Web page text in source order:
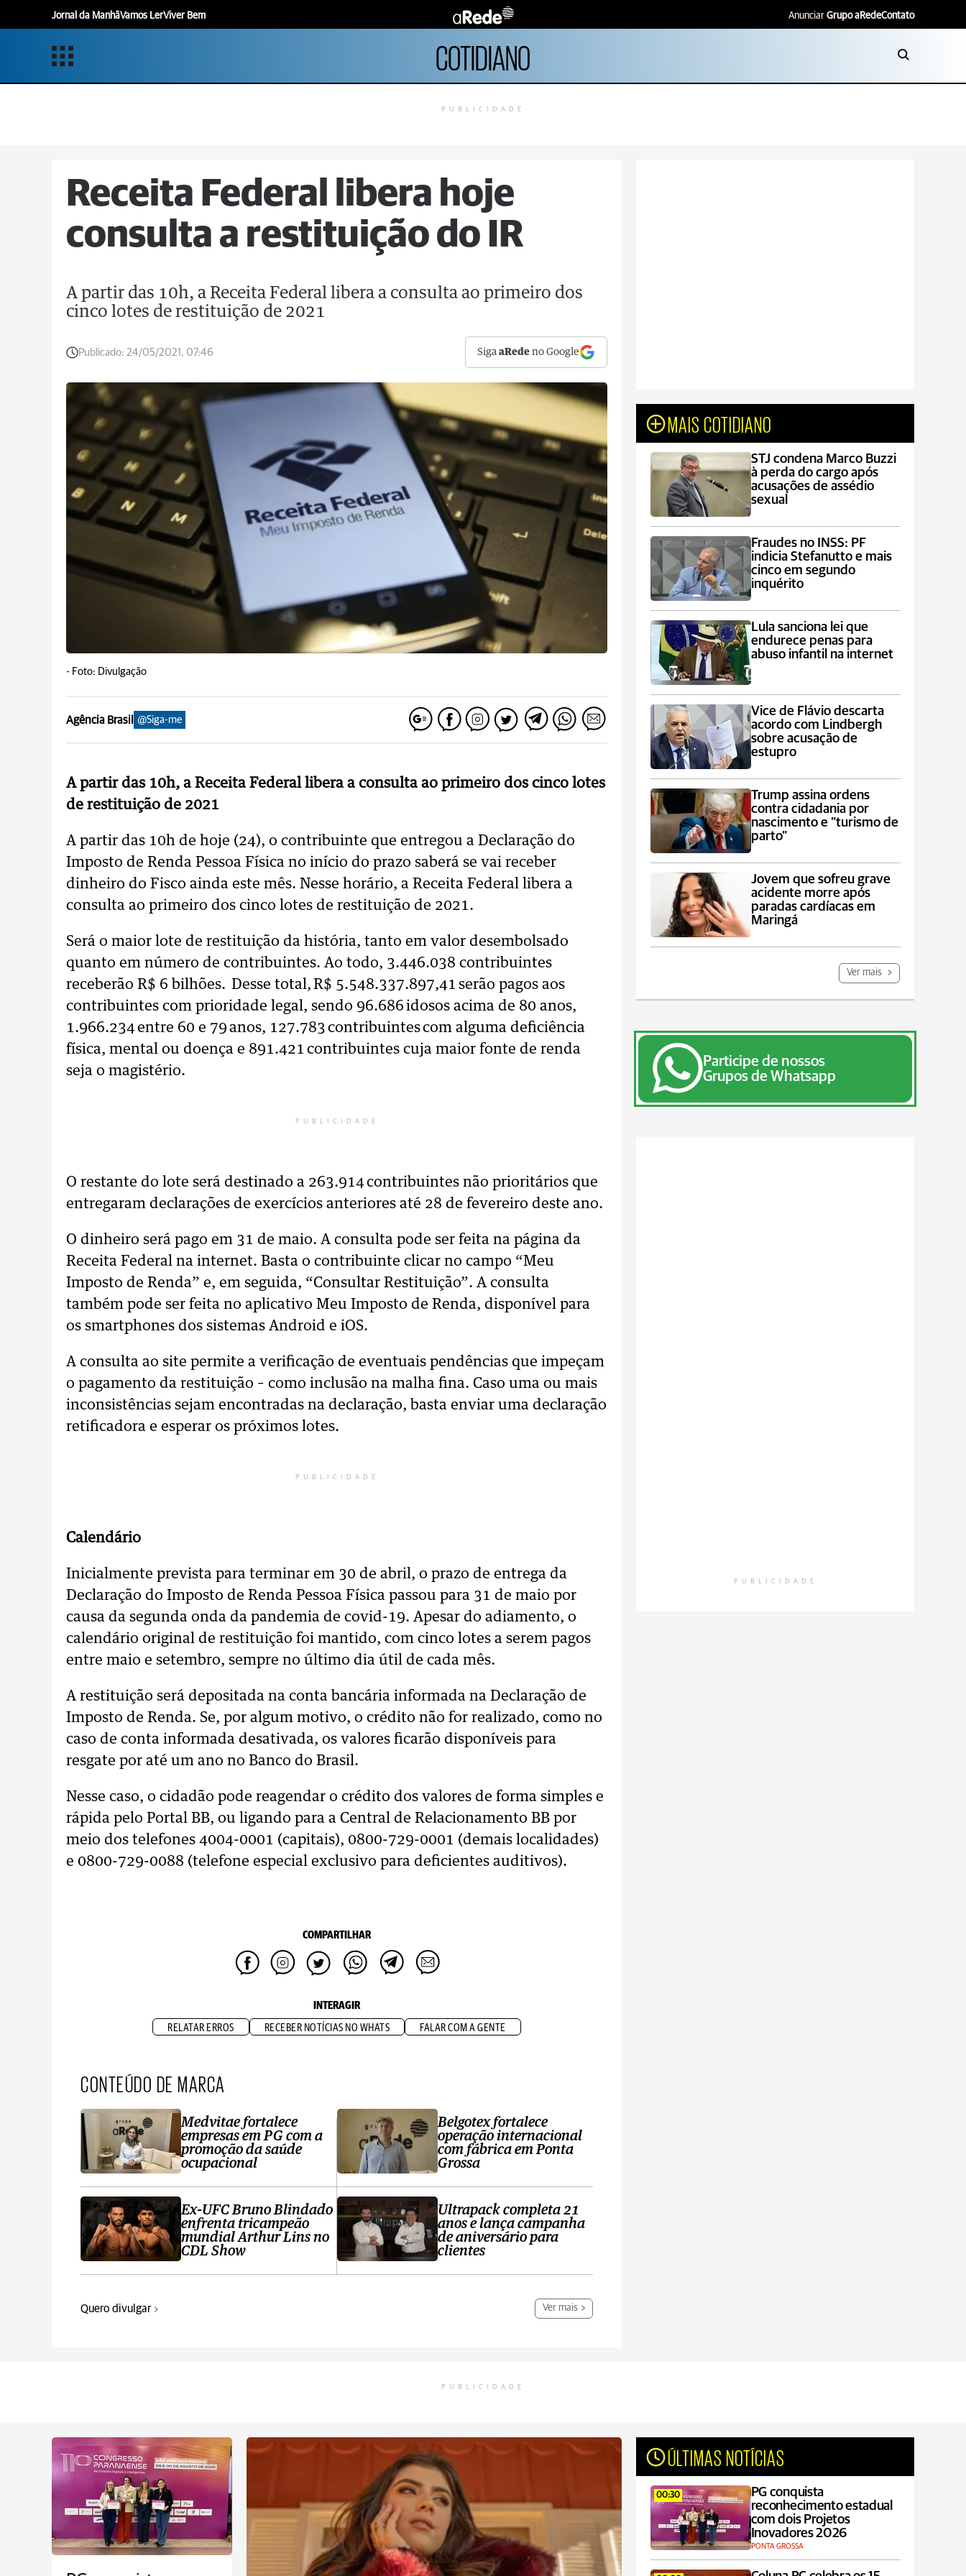
Jornal da ManhãVamos LerViver Bem Anunciar Grupo aRedeContato
COTIDIANO
PUBLICIDADE
Receita Federal libera hoje
consulta a restituição do IR
A partir das 10h, a Receita Federal libera a consulta ao primeiro dos
cinco lotes de restituição de 2021
Publicado: 24/05/2021, 07:46 SigaaRede no Google
- Foto: Divulgação
Agência Brasil @Siga-me
A partir das 10h, a Receita Federal libera a consulta ao primeiro dos cinco lotes
de restituição de 2021
A partir das 10h de hoje (24), o contribuinte que entregou a Declaração do
Imposto de Renda Pessoa Física no início do prazo saberá se vai receber
dinheiro do Fisco ainda este mês. Nesse horário, a Receita Federal libera a
consulta ao primeiro dos cinco lotes de restituição de 2021.
Será o maior lote de restituição da história, tanto em valor desembolsado
quanto em número de contribuintes. Ao todo, 3.446.038 contribuintes
receberão R$ 6 bilhões. Desse total, R$ 5.548.337.897,41 serão pagos aos
contribuintes com prioridade legal, sendo 96.686 idosos acima de 80 anos,
1.966.234 entre 60 e 79 anos, 127.783 contribuintes com alguma deficiência
física, mental ou doença e 891.421 contribuintes cuja maior fonte de renda
seja o magistério.
PUBLICIDADE
O restante do lote será destinado a 263.914 contribuintes não prioritários que
entregaram declarações de exercícios anteriores até 28 de fevereiro deste ano.
O dinheiro será pago em 31 de maio. A consulta pode ser feita na página da
Receita Federal na internet. Basta o contribuinte clicar no campo “Meu
Imposto de Renda” e, em seguida, “Consultar Restituição”. A consulta
também pode ser feita no aplicativo Meu Imposto de Renda, disponível para
os smartphones dos sistemas Android e iOS.
A consulta ao site permite a verificação de eventuais pendências que impeçam
o pagamento da restituição – como inclusão na malha fina. Caso uma ou mais
inconsistências sejam encontradas na declaração, basta enviar uma declaração
retificadora e esperar os próximos lotes.
PUBLICIDADE
Calendário
Inicialmente prevista para terminar em 30 de abril, o prazo de entrega da
Declaração do Imposto de Renda Pessoa Física passou para 31 de maio por
causa da segunda onda da pandemia de covid-19. Apesar do adiamento, o
calendário original de restituição foi mantido, com cinco lotes a serem pagos
entre maio e setembro, sempre no último dia útil de cada mês.
A restituição será depositada na conta bancária informada na Declaração de
Imposto de Renda. Se, por algum motivo, o crédito não for realizado, como no
caso de conta informada desativada, os valores ficarão disponíveis para
resgate por até um ano no Banco do Brasil.
Nesse caso, o cidadão pode reagendar o crédito dos valores de forma simples e
rápida pelo Portal BB, ou ligando para a Central de Relacionamento BB por
meio dos telefones 4004-0001 (capitais), 0800-729-0001 (demais localidades)
e 0800-729-0088 (telefone especial exclusivo para deficientes auditivos).
COMPARTILHAR
INTERAGIR
RELATAR ERROS RECEBER NOTÍCIAS NO WHATS FALAR COM A GENTE
CONTEÚDO DE MARCA
Medvitae fortalece
empresas em PG com a
promoção da saúde
ocupacional
Ex-UFC Bruno Blindado
enfrenta tricampeão
mundial Arthur Lins no
CDL Show
Belgotex fortalece
operação internacional
com fábrica em Ponta
Grossa
Ultrapack completa 21
anos e lança campanha
de aniversário para
clientes
Quero divulgar Ver mais
MAIS COTIDIANO
STJ condena Marco Buzzi
à perda do cargo após
acusações de assédio
sexual
Fraudes no INSS: PF
indicia Stefanutto e mais
cinco em segundo
inquérito
Lula sanciona lei que
endurece penas para
abuso infantil na internet
Vice de Flávio descarta
acordo com Lindbergh
sobre acusação de
estupro
Trump assina ordens
contra cidadania por
nascimento e "turismo de
parto"
Jovem que sofreu grave
acidente morre após
paradas cardíacas em
Maringá
Ver mais
Participe de nossos
Grupos de Whatsapp
PUBLICIDADE
PUBLICIDADE
ÚLTIMAS NOTÍCIAS
00:30
PG conquista
reconhecimento estadual
com dois Projetos
Inovadores 2026
PONTA GROSSA